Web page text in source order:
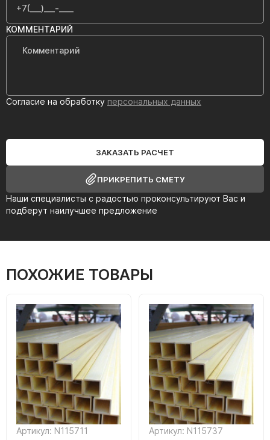
Наши специалисты с радостью проконсультируют Вас и
подберут наилучшее предложение
КОММЕНТАРИЙ
Согласие на обработку персональных данных
ЗАКАЗАТЬ РАСЧЕТ
ПРИКРЕПИТЬ СМЕТУ
ПОХОЖИЕ ТОВАРЫ
Артикул: N115711 Артикул: N115737